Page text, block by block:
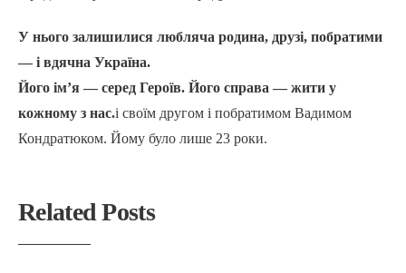
У нього залишилися любляча родина, друзі, побратими
— і вдячна Україна.
Його ім’я — серед Героїв. Його справа — жити у
кожному з нас.і своїм другом і побратимом Вадимом
Кондратюком. Йому було лише 23 роки.
Related Posts